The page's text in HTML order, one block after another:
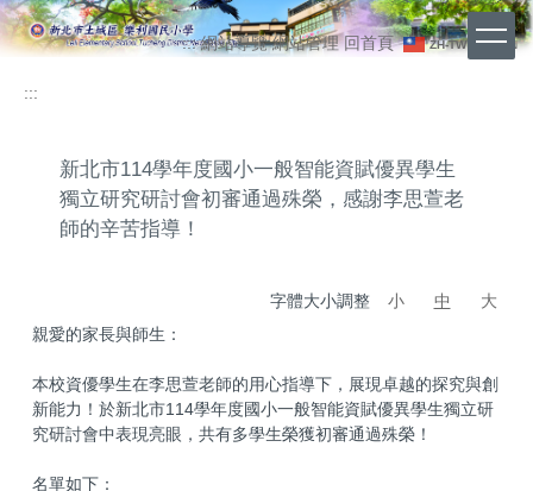
跳
到
要
上
區
::: 網站導覽 網站管理 回首頁 ZH-TW EN
:::
新北市114學年度國小一般智能資賦優異學生
獨立研究研討會初審通過殊榮，感謝李思萱老
師的辛苦指導！
字體大小調整 小 中
大
親愛的家長與師生：
本校資優學生在李思萱老師的用心指導下，展現卓越的探究與創
新能力！於新北市114學年度國小一般智能資賦優異學生獨立研
究研討會中表現亮眼，共有多學生榮獲初審通過殊榮！
名單如下：